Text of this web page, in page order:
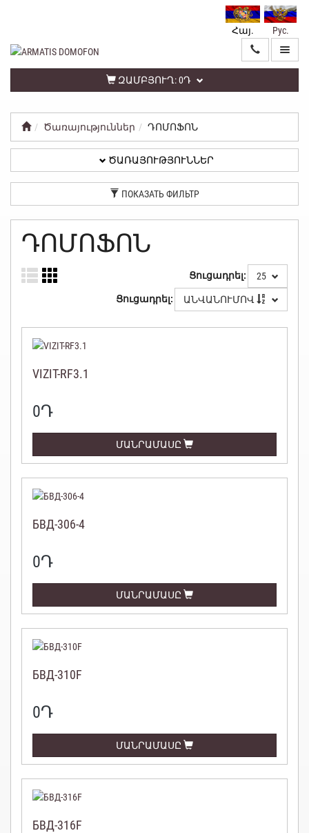
Հայ. Рус.
ԶԱՄԲՅՈՒՂ:0Դ
ԳԼԽԱՎՈՐ
ԾԱՌԱՅՈՒԹՅՈՒՆՆԵՐ
ԱՆՁՆԱԿԱՆ
ԳՐԱՍԵՆՅԱԿ
ԳԱՂՏՆԻՈՒԹՅԱՆ
ՔԱՂԱՔԱԿԱՆՈՒԹՅՈՒՆ
Ծառայություններ ԴՈՄՈՖՈՆ
ԾԱՌԱՅՈՒԹՅՈՒՆՆԵՐ
ПОКАЗАТЬ ФИЛЬТР
ԴՈՄՈՖՈՆ
Ցուցադրել: 25
Ցուցադրել: ԱՆՎԱՆՈՒՄՈՎ
VIZIT-RF3.1
0Դ
ՄԱՆՐԱՄԱՍԸ
БВД-306-4
0Դ
ՄԱՆՐԱՄԱՍԸ
БВД-310F
0Դ
ՄԱՆՐԱՄԱՍԸ
БВД-316F